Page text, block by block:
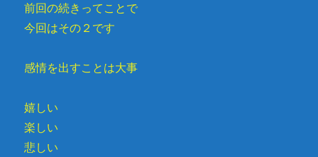
前回の続きってことで
今回はその２です
感情を出すことは大事
嬉しい
楽しい
悲しい